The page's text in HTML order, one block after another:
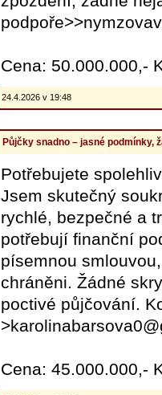
Cena: 50.000.000,-
24.4.2026 v 19:48
Půjčky snadno – jasné podmínky,
Potřebujete
Jsem skutečný
rychlé, bezpečné a
potřebují finanční
písemnou
chráněni. Žádné
poctivé půjčování.
Cena: 45.000.000,-